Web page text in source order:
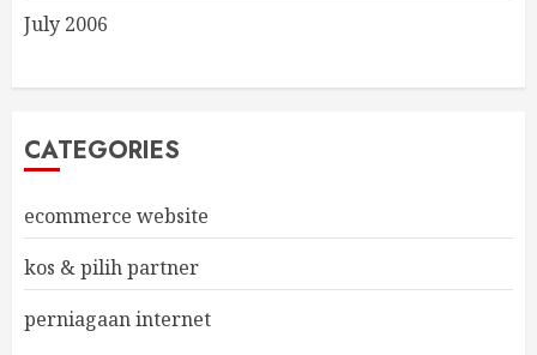
July 2006
CATEGORIES
ecommerce website
kos & pilih partner
perniagaan internet